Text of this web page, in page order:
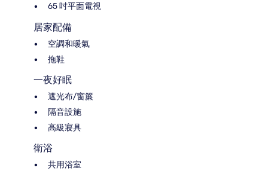
65 吋平面電視
居家配備
空調和暖氣
拖鞋
一夜好眠
遮光布/窗簾
隔音設施
高級寢具
衛浴
共用浴室